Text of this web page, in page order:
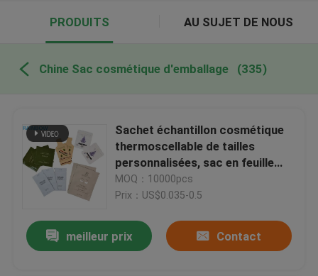
PRODUITS AU SUJET DE NOUS
Chine Sac cosmétique d'emballage (335)
Sachet échantillon cosmétique
thermoscellable de tailles
personnalisées, sac en feuille
d'aluminium avec logo
personnalisé
MOQ：10000pcs
Prix：US$0.035-0.5
meilleur prix Contact